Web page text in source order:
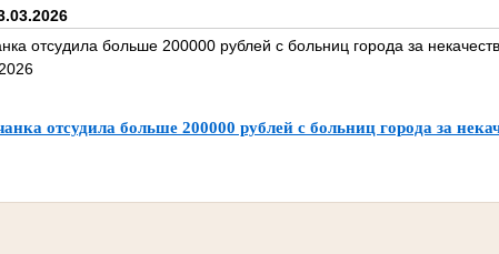
отсудила больше 200000 рублей с больниц города за
отсудила больше 200000 рублей с больниц города за